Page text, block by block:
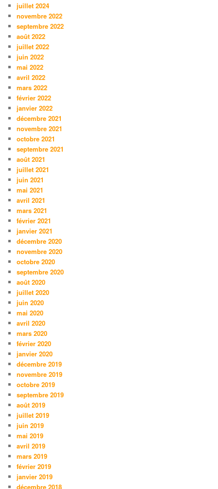
juillet 2024
novembre 2022
septembre 2022
août 2022
juillet 2022
juin 2022
mai 2022
avril 2022
mars 2022
février 2022
janvier 2022
décembre 2021
novembre 2021
octobre 2021
septembre 2021
août 2021
juillet 2021
juin 2021
mai 2021
avril 2021
mars 2021
février 2021
janvier 2021
décembre 2020
novembre 2020
octobre 2020
septembre 2020
août 2020
juillet 2020
juin 2020
mai 2020
avril 2020
mars 2020
février 2020
janvier 2020
décembre 2019
novembre 2019
octobre 2019
septembre 2019
août 2019
juillet 2019
juin 2019
mai 2019
avril 2019
mars 2019
février 2019
janvier 2019
décembre 2018